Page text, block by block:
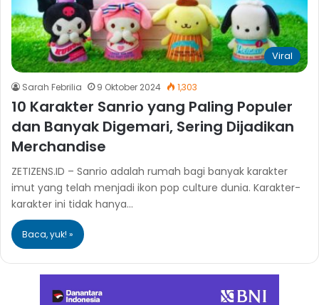
Viral
Sarah Febrilia 9 Oktober 2024 1,303
10 Karakter Sanrio yang Paling Populer
dan Banyak Digemari, Sering Dijadikan
Merchandise
ZETIZENS.ID – Sanrio adalah rumah bagi banyak karakter
imut yang telah menjadi ikon pop culture dunia. Karakter-
karakter ini tidak hanya…
Baca, yuk! »